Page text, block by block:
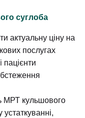
суглоба
актуальну ціну на
послугах
пацієнти
МРТ кульшового